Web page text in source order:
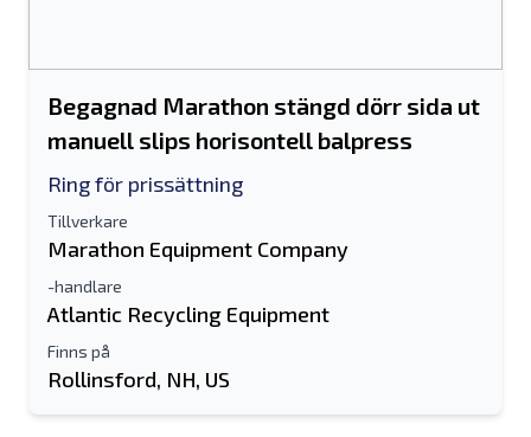
Begagnad Marathon stängd dörr sida ut
manuell slips horisontell balpress
Ring för prissättning
Tillverkare
Marathon Equipment Company
-handlare
Atlantic Recycling Equipment
Finns på
Rollinsford, NH, US